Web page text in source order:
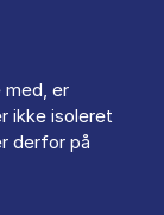
med, er
ikke isoleret
derfor på